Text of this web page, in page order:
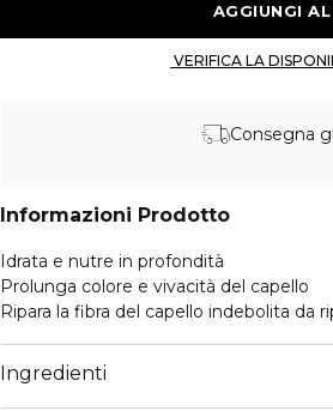
Consegna
Informazioni Prodotto
Idrata e nutre in profondità
Prolunga colore e vivacità del capello
Ripara la fibra del capello indebolita da
Ingredienti